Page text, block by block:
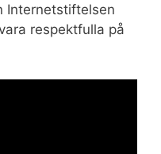
Internetstiftelsen
respektfulla på